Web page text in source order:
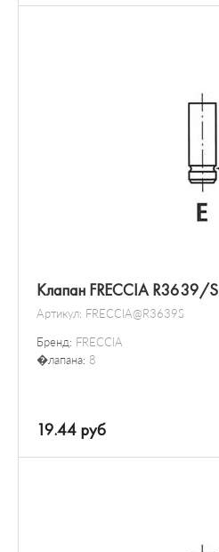
Клапан FRECCIA R3639/S
Артикул: FRECCIA@R3639S
Бренд: FRECCIA
�лапана: 8
19.44 руб